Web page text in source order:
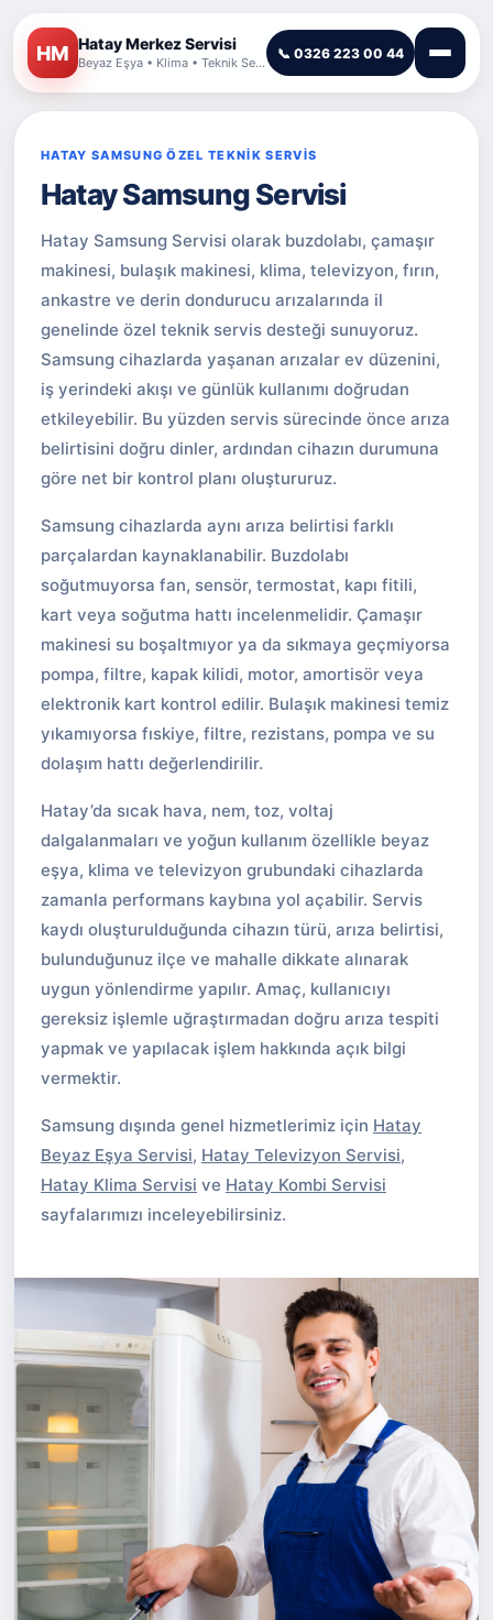
HM Hatay Merkez Servisi
Beyaz Eşya • Klima • Teknik Servis
📞 0326 223 00 44
HATAY SAMSUNG ÖZEL TEKNİK SERVİS
Hatay Samsung Servisi
Hatay Samsung Servisi olarak buzdolabı, çamaşır
makinesi, bulaşık makinesi, klima, televizyon, fırın,
ankastre ve derin dondurucu arızalarında il
genelinde özel teknik servis desteği sunuyoruz.
Samsung cihazlarda yaşanan arızalar ev düzenini,
iş yerindeki akışı ve günlük kullanımı doğrudan
etkileyebilir. Bu yüzden servis sürecinde önce arıza
belirtisini doğru dinler, ardından cihazın durumuna
göre net bir kontrol planı oluştururuz.
Samsung cihazlarda aynı arıza belirtisi farklı
parçalardan kaynaklanabilir. Buzdolabı
soğutmuyorsa fan, sensör, termostat, kapı fitili,
kart veya soğutma hattı incelenmelidir. Çamaşır
makinesi su boşaltmıyor ya da sıkmaya geçmiyorsa
pompa, filtre, kapak kilidi, motor, amortisör veya
elektronik kart kontrol edilir. Bulaşık makinesi temiz
yıkamıyorsa fıskiye, filtre, rezistans, pompa ve su
dolaşım hattı değerlendirilir.
Hatay’da sıcak hava, nem, toz, voltaj
dalgalanmaları ve yoğun kullanım özellikle beyaz
eşya, klima ve televizyon grubundaki cihazlarda
zamanla performans kaybına yol açabilir. Servis
kaydı oluşturulduğunda cihazın türü, arıza belirtisi,
bulunduğunuz ilçe ve mahalle dikkate alınarak
uygun yönlendirme yapılır. Amaç, kullanıcıyı
gereksiz işlemle uğraştırmadan doğru arıza tespiti
yapmak ve yapılacak işlem hakkında açık bilgi
vermektir.
Samsung dışında genel hizmetlerimiz için Hatay
Beyaz Eşya Servisi, Hatay Televizyon Servisi,
Hatay Klima Servisi ve Hatay Kombi Servisi
sayfalarımızı inceleyebilirsiniz.